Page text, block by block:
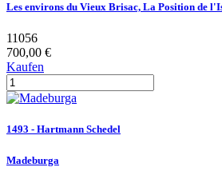
Les environs du Vieux Brisac, La Position de
11056
700,00 €
Kaufen
1493 - Hartmann Schedel
Madeburga